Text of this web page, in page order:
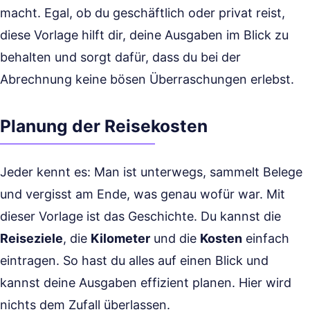
macht. Egal, ob du geschäftlich oder privat reist,
diese Vorlage hilft dir, deine Ausgaben im Blick zu
behalten und sorgt dafür, dass du bei der
Abrechnung keine bösen Überraschungen erlebst.
Planung der Reisekosten
Jeder kennt es: Man ist unterwegs, sammelt Belege
und vergisst am Ende, was genau wofür war. Mit
dieser Vorlage ist das Geschichte. Du kannst die
Reiseziele, die Kilometer und die Kosten einfach
eintragen. So hast du alles auf einen Blick und
kannst deine Ausgaben effizient planen. Hier wird
nichts dem Zufall überlassen.